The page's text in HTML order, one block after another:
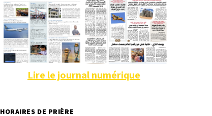
Lire le journal numérique
HORAIRES DE PRIÈRE